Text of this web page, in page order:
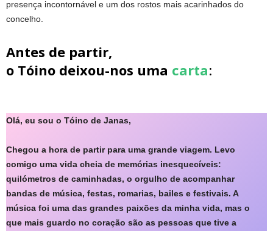
presença incontornável e um dos rostos mais acarinhados do
concelho.
Antes de partir,
o Tóino deixou-nos uma carta:
Olá, eu sou o Tóino de Janas,
Chegou a hora de partir para uma grande viagem. Levo
comigo uma vida cheia de memórias inesquecíveis:
quilómetros de caminhadas, o orgulho de acompanhar
bandas de música, festas, romarias, bailes e festivais. A
música foi uma das grandes paixões da minha vida, mas o
que mais guardo no coração são as pessoas que tive a